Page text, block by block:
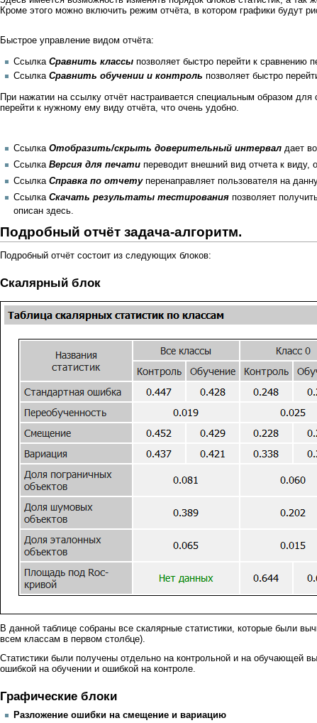
Кроме этого можно включить режим отчёта, в котором графики будут
Быстрое управление видом отчёта:
СсылкаСравнить классы позволяет быстро перейти к сравнению
СсылкаСравнить обучении и контроль позволяет быстро
При нажатии на ссылку отчёт настраивается специальным образом
перейти к нужному ему виду отчёта, что очень удобно.
СсылкаОтобразить/скрыть доверительный интервал дает
СсылкаВерсия для печати переводит внешний вид отчета к виду,
СсылкаСправка по отчетуперенаправляет пользователя на
СсылкаСкачать результаты тестирования позволяет
описанздесь
Подробный отчёт задача-алгоритм.
Подробный отчёт состоит из следующих блоков:
Скалярный блок
В данной таблице собраны все скалярные статистики, которые были
всем классам в первом столбце).
Статистики были получены отдельно на контрольной и на обучающей
ошибкой на обучении и ошибкой на контроле.
Графические блоки
Разложение ошибки на смещение и вариацию